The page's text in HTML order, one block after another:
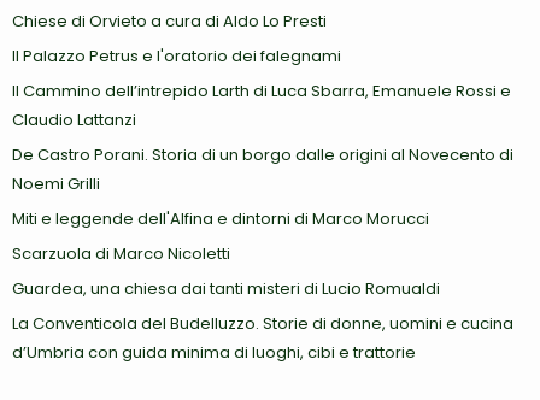
Chiese di Orvieto a cura di Aldo Lo Presti
Il Palazzo Petrus e l'oratorio dei falegnami
Il Cammino dell’intrepido Larth di Luca Sbarra, Emanuele Rossi e
Claudio Lattanzi
De Castro Porani. Storia di un borgo dalle origini al Novecento di
Noemi Grilli
Miti e leggende dell'Alfina e dintorni di Marco Morucci
Scarzuola di Marco Nicoletti
Guardea, una chiesa dai tanti misteri di Lucio Romualdi
La Conventicola del Budelluzzo. Storie di donne, uomini e cucina
d’Umbria con guida minima di luoghi, cibi e trattorie